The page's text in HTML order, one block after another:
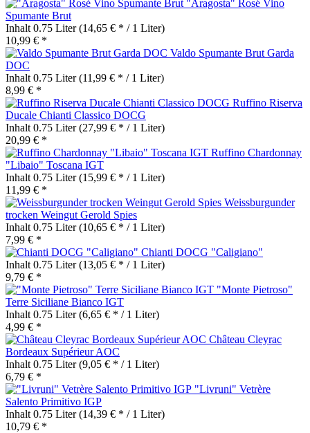
"Aragosta" Rosé Vino
Spumante Brut
Inhalt 0.75 Liter(14,65 € * / 1 Liter)
10,99 € *
Valdo Spumante Brut Garda
DOC
Inhalt 0.75 Liter(11,99 € * / 1 Liter)
8,99 € *
Ruffino Riserva
Ducale Chianti Classico DOCG
Inhalt 0.75 Liter(27,99 € * / 1 Liter)
20,99 € *
Ruffino Chardonnay
"Libaio" Toscana IGT
Inhalt 0.75 Liter(15,99 € * / 1 Liter)
11,99 € *
Weissburgunder
trocken Weingut Gerold Spies
Inhalt 0.75 Liter(10,65 € * / 1 Liter)
7,99 € *
Chianti DOCG "Caligiano"
Inhalt 0.75 Liter(13,05 € * / 1 Liter)
9,79 € *
"Monte Pietroso"
Terre Siciliane Bianco IGT
Inhalt 0.75 Liter(6,65 € * / 1 Liter)
4,99 € *
Château Cleyrac
Bordeaux Supérieur AOC
Inhalt 0.75 Liter(9,05 € * / 1 Liter)
6,79 € *
"Livruni" Vetrère
Salento Primitivo IGP
Inhalt 0.75 Liter(14,39 € * / 1 Liter)
10,79 € *